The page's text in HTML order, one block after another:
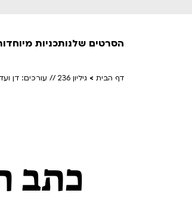
הסרטים שלנו
לילדים ולכל המשפחה
הקרנות על פופים
תכניות
דף הבית > גיליון 236 // עורכים: דן ועדנה פיינרו
כתב